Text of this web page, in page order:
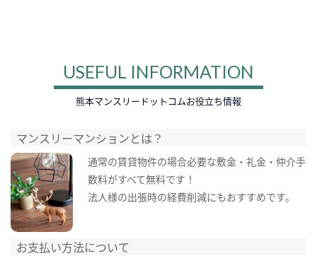
USEFUL INFORMATION
熊本マンスリードットコムお役立ち情報
マンスリーマンションとは？
通常の賃貸物件の場合必要な敷金・礼金・仲介手
数料がすべて無料です！
法人様の出張時の経費削減にもおすすめです。
お支払い方法について